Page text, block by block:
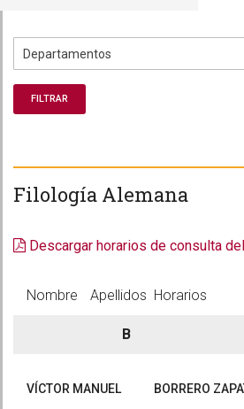
Filología Alemana
Descargar horarios de consulta
Nombre Apellidos Horarios
B
VÍCTOR MANUEL BORRERO